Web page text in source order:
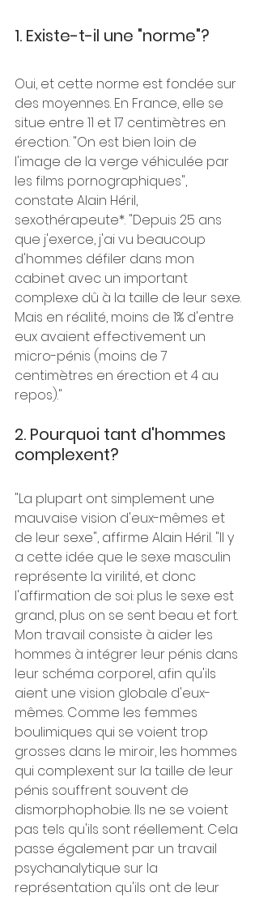
1. Existe-t-il une "norme"?
Oui, et cette norme est fondée sur
des moyennes. En France, elle se
situe entre 11 et 17 centimètres en
érection. "On est bien loin de
l'image de la verge véhiculée par
les films pornographiques",
constate Alain Héril,
sexothérapeute*. "Depuis 25 ans
que j'exerce, j'ai vu beaucoup
d'hommes défiler dans mon
cabinet avec un important
complexe dû à la taille de leur sexe.
Mais en réalité, moins de 1% d'entre
eux avaient effectivement un
micro-pénis (moins de 7
centimètres en érection et 4 au
repos)."
2. Pourquoi tant d'hommes
complexent?
"La plupart ont simplement une
mauvaise vision d'eux-mêmes et
de leur sexe", affirme Alain Héril. "Il y
a cette idée que le sexe masculin
représente la virilité, et donc
l'affirmation de soi: plus le sexe est
grand, plus on se sent beau et fort.
Mon travail consiste à aider les
hommes à intégrer leur pénis dans
leur schéma corporel, afin qu'ils
aient une vision globale d'eux-
mêmes. Comme les femmes
boulimiques qui se voient trop
grosses dans le miroir, les hommes
qui complexent sur la taille de leur
pénis souffrent souvent de
dismorphophobie. Ils ne se voient
pas tels qu'ils sont réellement. Cela
passe également par un travail
psychanalytique sur la
représentation qu'ils ont de leur